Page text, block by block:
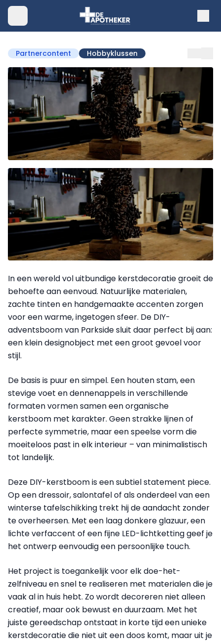
Partnercontent Hobbyklussen
In een wereld vol uitbundige kerstdecoratie groeit de
behoefte aan eenvoud. Natuurlijke materialen,
zachte tinten en handgemaakte accenten zorgen
voor een warme, ingetogen sfeer. De DIY-
adventsboom van Parkside sluit daar perfect bij aan:
een klein designobject met een groot gevoel voor
stijl.
De basis is puur en simpel. Een houten stam, een
stevige voet en dennenappels in verschillende
formaten vormen samen een organische
kerstboom met karakter. Geen strakke lijnen of
perfecte symmetrie, maar een speelse vorm die
moeiteloos past in elk interieur – van minimalistisch
tot landelijk.
Deze DIY-kerstboom is een subtiel statement piece.
Op een dressoir, salontafel of als onderdeel van een
winterse tafelschikking trekt hij de aandacht zonder
te overheersen. Met een laag donkere glazuur, een
lichte verfaccent of een fijne LED-lichtketting geef je
het ontwerp eenvoudig een persoonlijke touch.
Het project is toegankelijk voor elk doe-het-
zelfniveau en snel te realiseren met materialen die je
vaak al in huis hebt. Zo wordt decoreren niet alleen
creatief, maar ook bewust en duurzaam. Met het
juiste gereedschap ontstaat in korte tijd een unieke
kerstdecoratie die niet uit een doos komt, maar uit je